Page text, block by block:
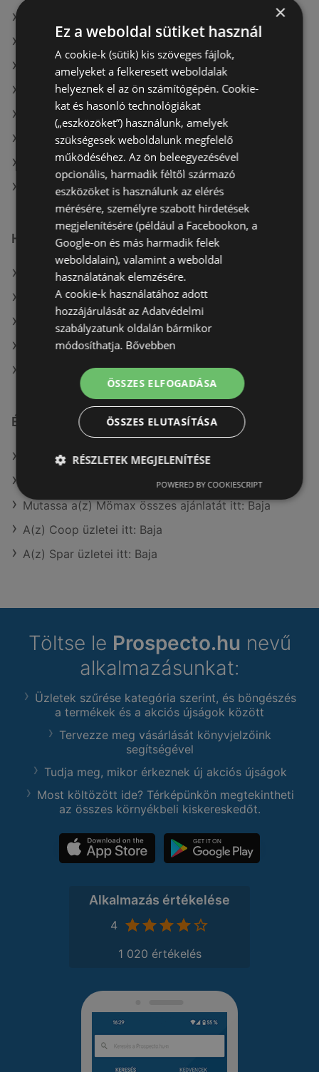
A(z) dm ajánlatai
A(z) dm aktuális akciós újságjai
A(z) Gyöngy Patikak aktuális akciós újságjai
A(z) goods market aktuális akciós újságjai
A(z) Oriflame aktuális akciós újságjai
A(z) Crystal nails aktuális akciós újságjai
Hasonló kiskereskedők
A(z) goods market ajánlatai
A(z) Alma Gyógyszertárak ajánlatai
A(z) Douglas ajánlatai
A(z) dm ajánlatai
A(z) Kulcs patika ajánlatai
Érdeklődésre számot tartó elemek itt:
A(z) Gyöngy Patikak üzletei itt: Baja
A(z) Spar City üzletei itt: Baja
Mutassa a(z) Mömax összes ajánlatát itt: Baja
A(z) Coop üzletei itt: Baja
A(z) Spar üzletei itt: Baja
Töltse le Prospecto.hu nevű
alkalmazásunkat:
Üzletek szűrése kategória szerint, és böngészés
a termékek és a akciós újságok között
Tervezze meg vásárlását könyvjelzőink
segítségével
Tudja meg, mikor érkeznek új akciós újságok
Most költözött ide? Térképünkön megtekintheti
az összes környékbeli kiskereskedőt.
Alkalmazás értékelése
4
1 020 értékelés
×
Ez a weboldal sütiket használ
A cookie-k (sütik) kis szöveges fájlok,
amelyeket a felkeresett weboldalak
helyeznek el az ön számítógépén. Cookie-
kat és hasonló technológiákat
(„eszközöket”) használunk, amelyek
szükségesek weboldalunk megfelelő
működéséhez. Az ön beleegyezésével
opcionális, harmadik féltől származó
eszközöket is használunk az elérés
mérésére, személyre szabott hirdetések
megjelenítésére (például a Facebookon, a
Google-on és más harmadik felek
weboldalain), valamint a weboldal
használatának elemzésére.
A cookie-k használatához adott
hozzájárulását az Adatvédelmi
szabályzatunk oldalán bármikor
módosíthatja. Bővebben
ÖSSZES ELFOGADÁSA
ÖSSZES ELUTASÍTÁSA
RÉSZLETEK MEGJELENÍTÉSE
POWERED BY COOKIESCRIPT